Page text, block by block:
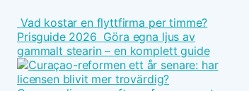
Vad kostar en flyttfirma per timme?
Prisguide 2026 Göra egna ljus av
gammalt stearin – en komplett guide